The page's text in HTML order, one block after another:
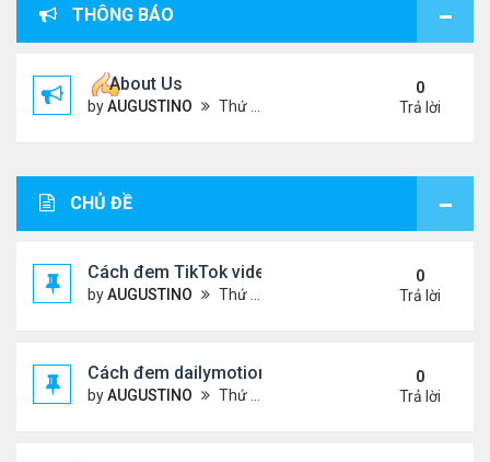
THÔNG BÁO
About Us
byAUGUSTINO Thứ 4 Tháng 10 07, 2020 4:27 pm
0
Trả lời
CHỦ ĐỀ
Cách đem TikTok video vào diễn đàn
byAUGUSTINO Thứ 4 Tháng 11 11, 2020 11:44 am
0
Trả lời
Cách đem dailymotion video vào diễn đàn
byAUGUSTINO Thứ 5 Tháng 10 15, 2020 12:14 pm
0
Trả lời